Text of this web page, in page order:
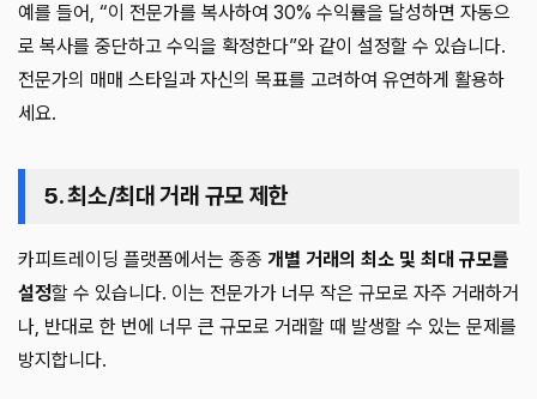
예를 들어, “이 전문가를 복사하여 30% 수익률을 달성하면 자동으
로 복사를 중단하고 수익을 확정한다”와 같이 설정할 수 있습니다.
전문가의 매매 스타일과 자신의 목표를 고려하여 유연하게 활용하
세요.
5. 최소/최대 거래 규모 제한
카피트레이딩 플랫폼에서는 종종 개별 거래의 최소 및 최대 규모를
설정할 수 있습니다. 이는 전문가가 너무 작은 규모로 자주 거래하거
나, 반대로 한 번에 너무 큰 규모로 거래할 때 발생할 수 있는 문제를
방지합니다.